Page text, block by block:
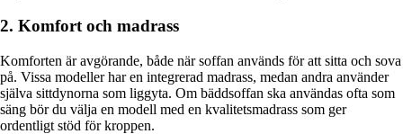
2. Komfort och madrass
Komforten är avgörande, både när soffan används för att sitta och sova
på. Vissa modeller har en integrerad madrass, medan andra använder
själva sittdynorna som liggyta. Om bäddsoffan ska användas ofta som
säng bör du välja en modell med en kvalitetsmadrass som ger
ordentligt stöd för kroppen.